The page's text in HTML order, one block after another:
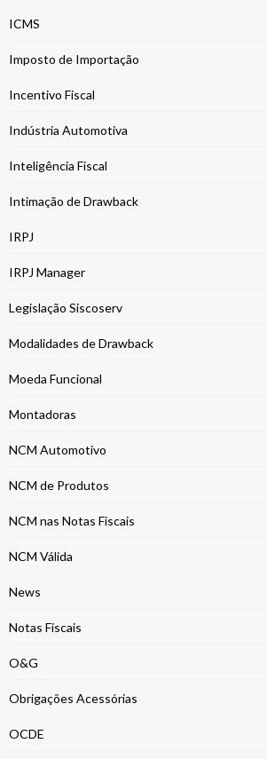
ICMS
Imposto de Importação
Incentivo Fiscal
Indústria Automotiva
Inteligência Fiscal
Intimação de Drawback
IRPJ
IRPJ Manager
Legislação Siscoserv
Modalidades de Drawback
Moeda Funcional
Montadoras
NCM Automotivo
NCM de Produtos
NCM nas Notas Fiscais
NCM Válida
News
Notas Fiscais
O&G
Obrigações Acessórias
OCDE